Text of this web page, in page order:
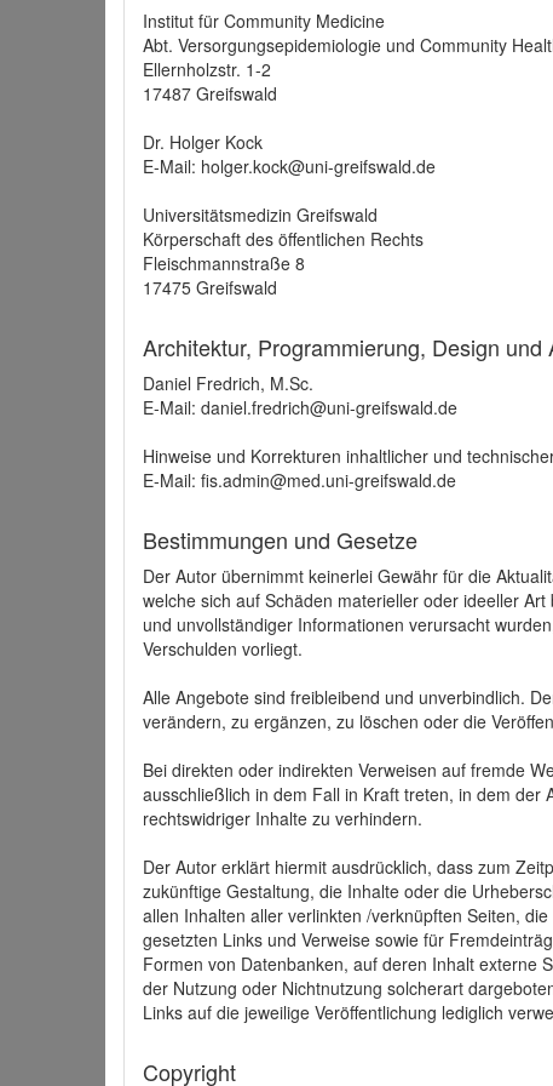
Institut für Community Medicine
Abt. Versorgungsepidemiologie und Community
Ellernholzstr. 1-2
17487 Greifswald
Dr. Holger Kock
E-Mail: holger.kock@uni-greifswald.de
Universitätsmedizin Greifswald
Körperschaft des öffentlichen Rechts
Fleischmannstraße 8
17475 Greifswald
Architektur, Programmierung, Design und
Daniel Fredrich, M.Sc.
E-Mail: daniel.fredrich@uni-greifswald.de
Hinweise und Korrekturen inhaltlicher und
E-Mail: fis.admin@med.uni-greifswald.de
Bestimmungen und Gesetze
Der Autor übernimmt keinerlei Gewähr für die
welche sich auf Schäden materieller oder ideeller
und unvollständiger Informationen verursacht
Verschulden vorliegt.
Alle Angebote sind freibleibend und unverbindlich.
verändern, zu ergänzen, zu löschen oder die
Bei direkten oder indirekten Verweisen auf fremde
ausschließlich in dem Fall in Kraft treten, in dem
rechtswidriger Inhalte zu verhindern.
Der Autor erklärt hiermit ausdrücklich, dass zum
zukünftige Gestaltung, die Inhalte oder die
allen Inhalten aller verlinkten /verknüpften Seiten,
gesetzten Links und Verweise sowie für
Formen von Datenbanken, auf deren Inhalt externe
der Nutzung oder Nichtnutzung solcherart
Links auf die jeweilige Veröffentlichung lediglich
Copyright